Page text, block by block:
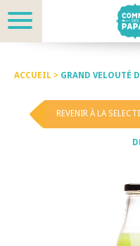
ACCUEIL > GRAND VELOUTÉ
REVENIR À LA